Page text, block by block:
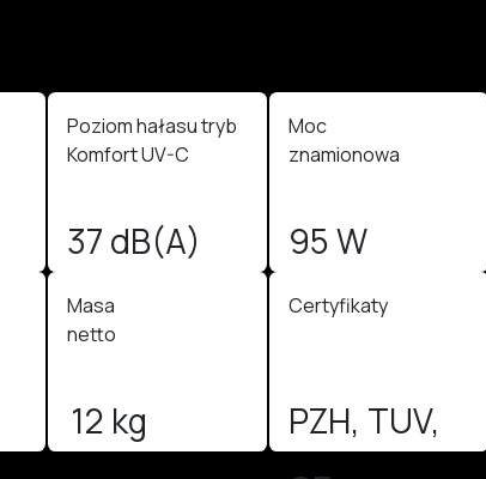
Poziom hałasu tryb
Komfort UV-C
37 dB(A)
Moc
znamionowa
95 W
Certyfikaty
PZH, TUV,
Masa
netto
12 kg